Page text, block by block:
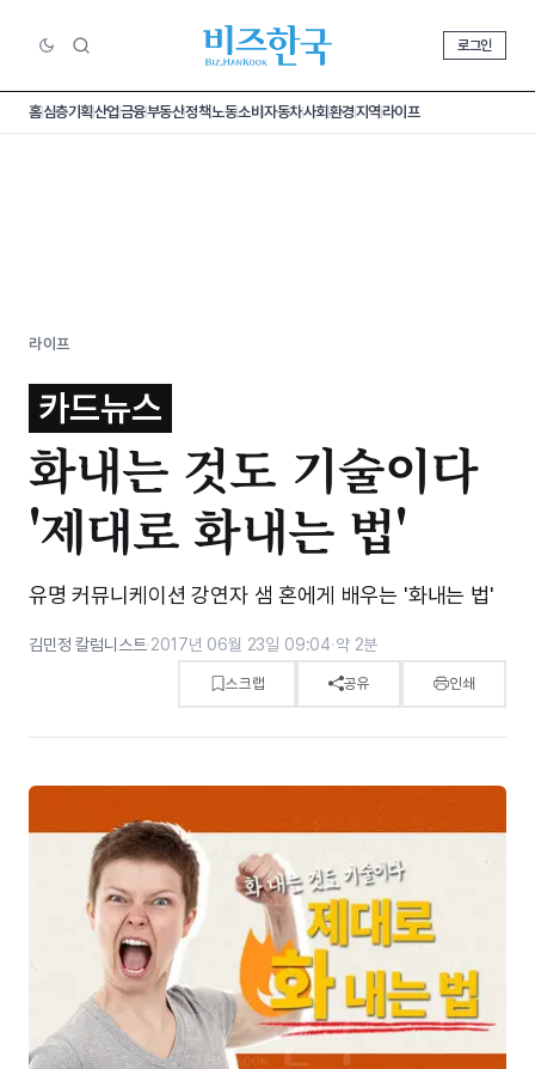
로그인
홈심층기획산업금융부동산정책노동소비 자동차사회환경지역라이프
라이프
카드뉴스
화내는 것도 기술이다
'제대로 화내는 법'
유명 커뮤니케이션 강연자 샘 혼에게 배우는 '화내는 법'
김민정 칼럼니스트·2017년 06월 23일 09:04·약 2분
스크랩 공유 인쇄